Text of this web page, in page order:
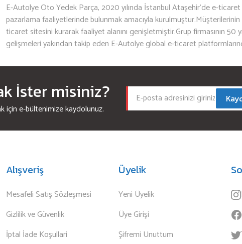
E-Autolye Oto Yedek Parça, 2020 yılında İstanbul Ataşehir’de e-
pazarlama faaliyetlerinde bulunmak amacıyla
ticaret sitesini kurarak faaliyet alanını genişletmiştir.Grup firmasının
gelişmeleri yakından takip eden E-Autolye global e-ticaret
İster misiniz?
için e-bültenimize kaydolunuz.
Alışveriş
Mesafeli Satış Sözleşmesi
Gizlilik ve Güvenlik
İptal İade Koşullari
Üyelik
Yeni Üyelik
Üye Girişi
Şifremi Unuttum